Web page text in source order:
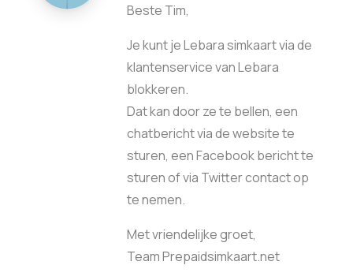
Beste Tim,
Je kunt je Lebara simkaart via de
klantenservice van Lebara
blokkeren.
Dat kan door ze te bellen, een
chatbericht via de website te
sturen, een Facebook bericht te
sturen of via Twitter contact op
te nemen.
Met vriendelijke groet,
Team Prepaidsimkaart.net